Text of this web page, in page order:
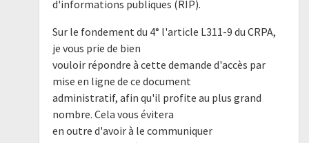
d'informations publiques (RIP).
Sur le fondement du 4° l'article L311-9 du CRPA,
je vous prie de bien
vouloir répondre à cette demande d'accès par
mise en ligne de ce document
administratif, afin qu'il profite au plus grand
nombre. Cela vous évitera
en outre d'avoir à le communiquer